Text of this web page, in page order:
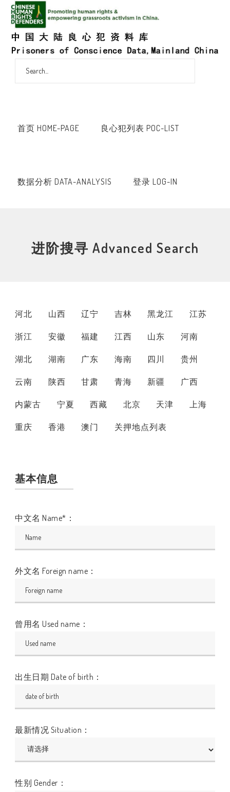
首页 HOME-PAGE 良心犯列表 POC-LIST
数据分析 DATA-ANALYSIS 登录 LOG-IN
进阶搜寻 Advanced Search
河北 山西 辽宁 吉林 黑龙江 江苏
浙江 安徽 福建 江西 山东 河南
湖北 湖南 广东 海南 四川 贵州
云南 陕西 甘肃 青海 新疆 广西
内蒙古 宁夏 西藏 北京 天津 上海
重庆 香港 澳门 关押地点列表
基本信息
中文名 Name*：
外文名 Foreign name：
曾用名 Used name：
出生日期 Date of birth：
最新情况 Situation：
性别 Gender：